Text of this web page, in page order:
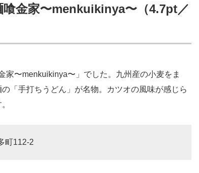
金家〜menkuikinya〜（4.7pt／
〜menkuikinya〜」でした。九州産の小麦をま
「手打ちうどん」が名物。カツオの風味が感じら
町112-2